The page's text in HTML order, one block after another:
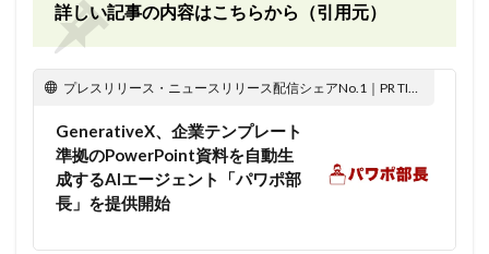
詳しい記事の内容はこちらから（引用元）
プレスリリース・ニュースリリース配信シェアNo.1｜PR TIMES
GenerativeX、企業テンプレート
準拠のPowerPoint資料を自動生
成するAIエージェント「パワポ部
長」を提供開始